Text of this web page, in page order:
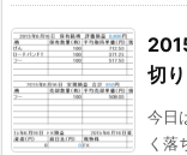
切
今日
く落